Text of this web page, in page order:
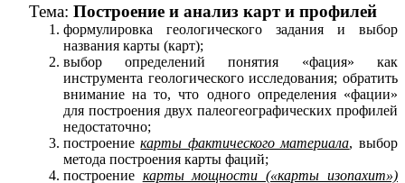
Тема: Построение и анализ карт и профилей
формулировка геологического задания и выбор
названия карты (карт);
выбор определений понятия «фация» как
инструмента геологического исследования; обратить
внимание на то, что одного определения «фации»
для построения двух палеогеографических профилей
недостаточно;
построениекарты фактического материала, выбор
метода построения карты фаций;
построение карты мощности («карты изопахит»)